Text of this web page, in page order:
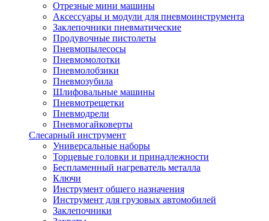
Отрезные мини машины
Аксессуары и модули для пневмоинструмента
Заклепочники пневматические
Продувочные пистолеты
Пневмопылесосы
Пневмомолотки
Пневмолобзики
Пневмозубила
Шлифовальные машины
Пневмотрещетки
Пневмодрели
Пневмогайковерты
Слесарный инструмент
Универсальные наборы
Торцевые головки и принадлежности
Беспламенный нагреватель металла
Ключи
Инструмент общего назначения
Инструмент для грузовых автомобилей
Заклепочники